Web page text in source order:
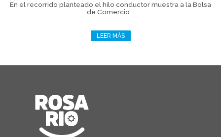
En el recorrido planteado el hilo conductor muestra a la Bolsa
de Comercio...
LEER MÁS